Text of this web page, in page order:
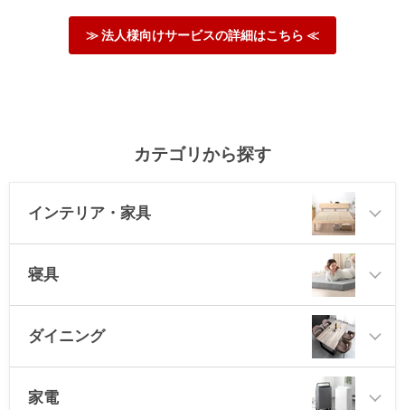
当商品がお客様のお役に立てたようで大変うれしく思って
≫ 法人様向けサービスの詳細はこちら ≪
カテゴリから探す
インテリア・家具
寝具
ダイニング
家電